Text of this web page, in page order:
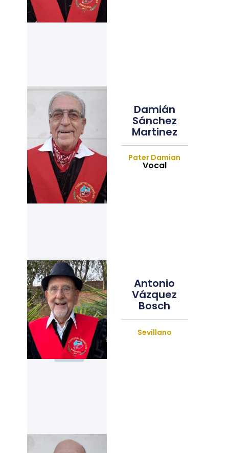
Damián
Sánchez
Martinez
Pater Damian
Vocal
Antonio
Vázquez
Bosch
Sevillano